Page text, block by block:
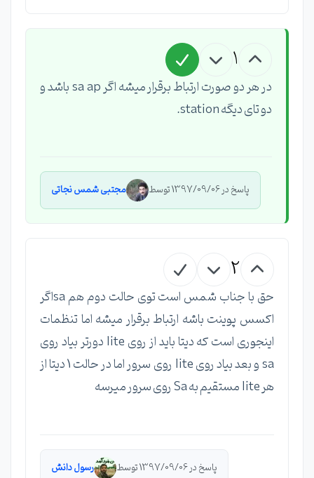
1
در هر دو صورت ارتباط برقرار میشه اگر sa ap باشد و
دو تای دیگه station.
پاسخ در 1397/09/06 توسط مجتبی شمس نجاتی
2
حق با جناب شمس است توی حالت دوم هم saاگر
اکسس پوینت باشه ارتباط برقرار میشه اما تنظمات
اینجوری است که دیتا باید از روی lite دورتر بیاد روی
sa و بعد بیاد روی lite روی سرور اما در حالت 1 دیتا از
هر lite مستقیم به Sa روی سرور میرسه
پاسخ در 1397/09/06 توسط رسول دانش